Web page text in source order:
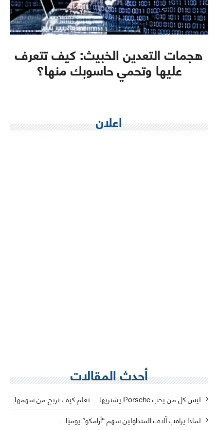
هجمات التعدين الخبيث: كيف تتعرف
عليها وتحمي حاسوبك منها؟
اعلان
أحدث المقالات
ليس كل من يحب Porsche يشتريها… تعلم كيف تربح من سهمها
لماذا يراقب آلاف المتداولين سهم “أرامكو” يوميًا…